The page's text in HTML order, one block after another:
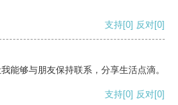
支持[0] 反对[0]
能够与朋友保持联系，分享生活点滴。
支持[0] 反对[0]